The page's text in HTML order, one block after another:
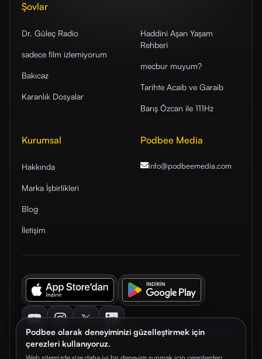
Podbee olarak deneyiminizi güzelleştirmek için
çerezleri kullanıyoruz.
Şovlar
Dr. Güleç Radio
sadece film izlemiyorum
Bakıcaz
Karanlık Dosyalar
Haddini Aşan Yaşam
Rehberi
mecbur muyum?
Tarihte Acaib ve Garaib
Barış Özcan ile 111Hz
Kurumsal
Hakkında
Marka İşbirlikleri
Blog
İletişim
Podbee Media
info@podbeemedia.com